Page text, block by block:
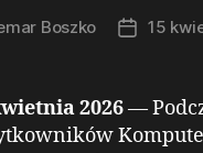
Boszko
Data
15
2026—